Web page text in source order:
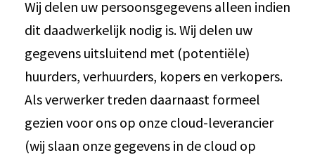
Wij delen uw persoonsgegevens alleen indien
dit daadwerkelijk nodig is. Wij delen uw
gegevens uitsluitend met (potentiële)
huurders, verhuurders, kopers en verkopers.
Als verwerker treden daarnaast formeel
gezien voor ons op onze cloud-leverancier
(wij slaan onze gegevens in de cloud op